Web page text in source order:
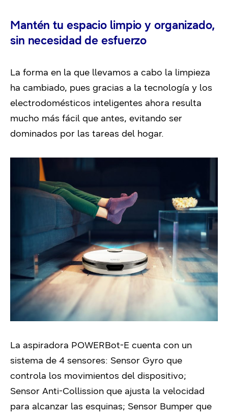
Mantén tu espacio limpio y organizado,
sin necesidad de esfuerzo
La forma en la que llevamos a cabo la limpieza
ha cambiado, pues gracias a la tecnología y los
electrodomésticos inteligentes ahora resulta
mucho más fácil que antes, evitando ser
dominados por las tareas del hogar.
La aspiradora POWERBot-E cuenta con un
sistema de 4 sensores: Sensor Gyro que
controla los movimientos del dispositivo;
Sensor Anti-Collission que ajusta la velocidad
para alcanzar las esquinas; Sensor Bumper que